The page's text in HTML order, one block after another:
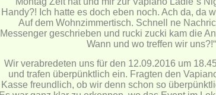
Handy?! Ich hatte es doch eben noch. Ach da, da
Auf dem Wohnzimmertisch. Schnell ne
Messenger geschrieben und rucki zucki kam die
Wann und wo treffen wir
Wir verabredeten uns für den 12.09.2016 um
und trafen überpünktlich ein. Fragten den
Kasse freundlich, ob wir denn schon so